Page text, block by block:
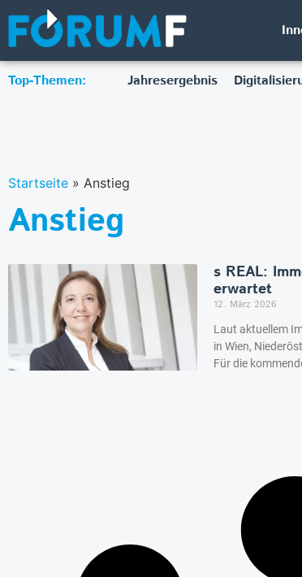
Top-Themen: Jahresergebnis
Startseite » Anstieg
Anstieg
s REAL:
erwartet
12. März 2026
Laut aktuellem
in Wien,
Für die